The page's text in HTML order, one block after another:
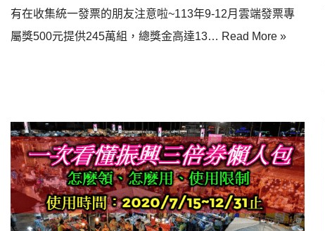
有在收集統一發票的朋友注意啦~113年9-12月雲端發票專
屬獎500元提供245萬組，總獎金高達13… Read More »